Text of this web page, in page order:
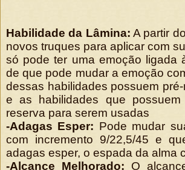
Habilidade da Lâmina: A partir
novos truques para aplicar com
só pode ter uma emoção ligada
de que pode mudar a emoção
dessas habilidades possuem
e as habilidades que
reserva para serem usadas
-Adagas Esper: Pode mudar
com incremento 9/22,5/45 e
adagas esper, o espada da alma
-Alcance Melhorado: O